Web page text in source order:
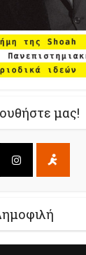
μας!